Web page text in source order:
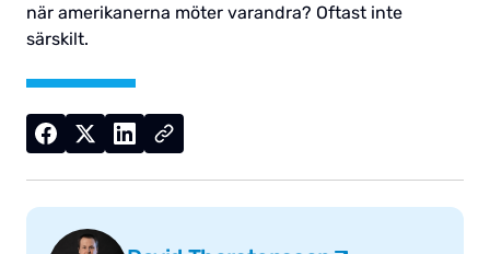
när amerikanerna möter varandra? Oftast inte
särskilt.